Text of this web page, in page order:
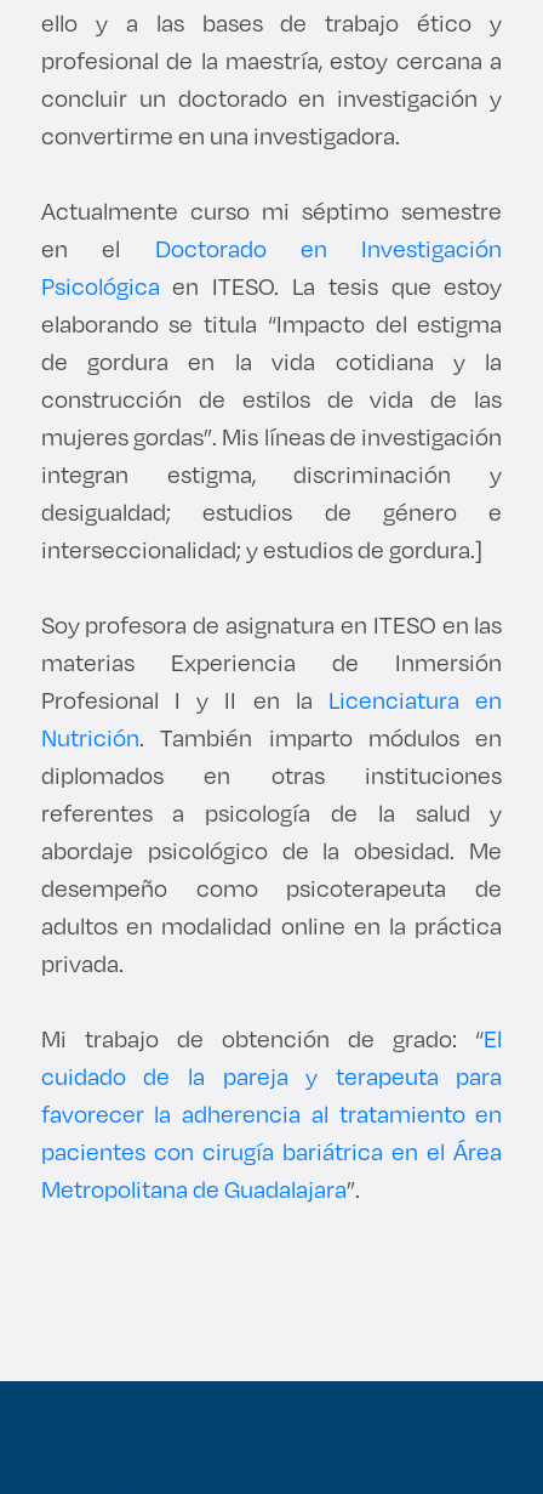
ello y a las bases de trabajo ético y
profesional de la maestría, estoy cercana a
concluir un doctorado en investigación y
convertirme en una investigadora.
Actualmente curso mi séptimo semestre
en el Doctorado en Investigación
Psicológica en ITESO. La tesis que estoy
elaborando se titula “Impacto del estigma
de gordura en la vida cotidiana y la
construcción de estilos de vida de las
mujeres gordas”. Mis líneas de investigación
integran estigma, discriminación y
desigualdad; estudios de género e
interseccionalidad; y estudios de gordura.]
Soy profesora de asignatura en ITESO en las
materias Experiencia de Inmersión
Profesional I y II en la Licenciatura en
Nutrición. También imparto módulos en
diplomados en otras instituciones
referentes a psicología de la salud y
abordaje psicológico de la obesidad. Me
desempeño como psicoterapeuta de
adultos en modalidad online en la práctica
privada.
Mi trabajo de obtención de grado: “El
cuidado de la pareja y terapeuta para
favorecer la adherencia al tratamiento en
pacientes con cirugía bariátrica en el Área
Metropolitana de Guadalajara”.